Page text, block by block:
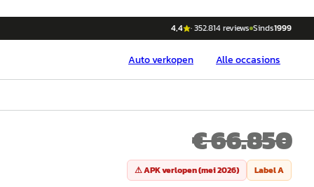
4,4 ·352.814reviews Sinds1999
Autoverkopen Alle occasions
€ 66.850
⚠ APK verlopen (mei 2026) LabelA